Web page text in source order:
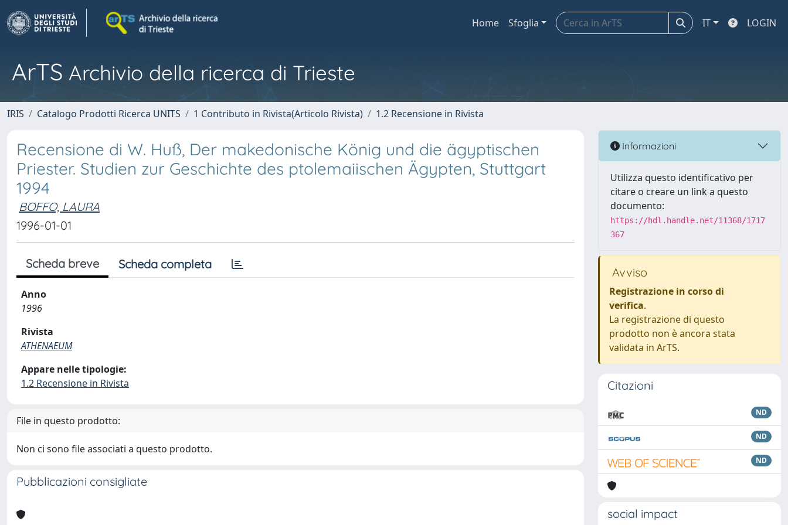
Home Sfoglia IT LOGIN
ArTS Archivio della ricerca di Trieste
IRIS Catalogo Prodotti Ricerca UNITS 1 Contributo in Rivista(Articolo Rivista) 1.2 Recensione in Rivista
Recensione di W. Huß, Der makedonische König und die ägyptischen
Priester. Studien zur Geschichte des ptolemaiischen Ägypten, Stuttgart
1994
BOFFO, LAURA
1996-01-01
Scheda breve Scheda completa
Anno
1996
Rivista
ATHENAEUM
Appare nelle tipologie:
1.2 Recensione in Rivista
File in questo prodotto:
Non ci sono file associati a questo prodotto.
Pubblicazioni consigliate
Informazioni
Utilizza questo identificativo per
citare o creare un link a questo
documento:
https://hdl.handle.net/11368/1717
367
Avviso
Registrazione in corso di
verifica.
La registrazione di questo
prodotto non è ancora stata
validata in ArTS.
Citazioni
ND
ND
ND
social impact